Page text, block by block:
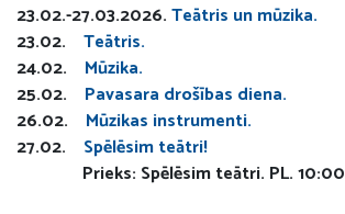
23.02.-27.03.2026.Teātris un mūzika.
23.02. Teātris.
24.02. Mūzika.
25.02. Pavasara drošības diena.
26.02. Mūzikas instrumenti.
27.02. Spēlēsim teātri!
Prieks: Spēlēsim teātri. PL. 10:00